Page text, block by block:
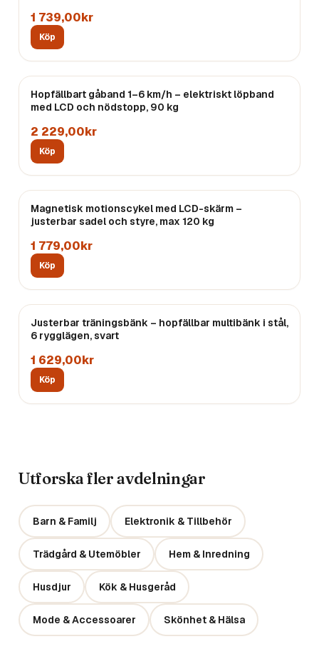
1 739,00kr
Köp
Hopfällbart gåband 1–6 km/h – elektriskt löpband
med LCD och nödstopp, 90 kg
2 229,00kr
Köp
Magnetisk motionscykel med LCD-skärm –
justerbar sadel och styre, max 120 kg
1 779,00kr
Köp
Justerbar träningsbänk – hopfällbar multibänk i stål,
6 rygglägen, svart
1 629,00kr
Köp
Utforska fler avdelningar
Barn & Familj Elektronik & Tillbehör
Trädgård & Utemöbler Hem & Inredning
Husdjur Kök & Husgeråd
Mode & Accessoarer Skönhet & Hälsa